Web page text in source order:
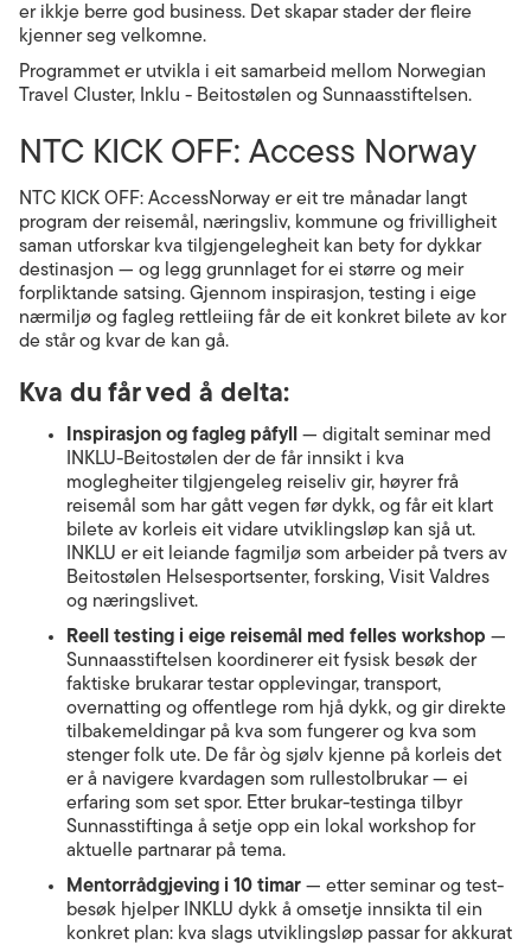
er ikkje berre god business. Det skapar stader der fleire
kjenner seg velkomne.
Programmet er utvikla i eit samarbeid mellom Norwegian
Travel Cluster, Inklu - Beitostølen og Sunnaasstiftelsen.
NTC KICK OFF: Access Norway
NTC KICK OFF: AccessNorway er eit tre månadar langt
program der reisemål, næringsliv, kommune og frivilligheit
saman utforskar kva tilgjengelegheit kan bety for dykkar
destinasjon — og legg grunnlaget for ei større og meir
forpliktande satsing. Gjennom inspirasjon, testing i eige
nærmiljø og fagleg rettleiing får de eit konkret bilete av kor
de står og kvar de kan gå.
Kva du får ved å delta:
Inspirasjon og fagleg påfyll
— digitalt seminar med
INKLU-Beitostølen der de får innsikt i kva
moglegheiter tilgjengeleg reiseliv gir, høyrer frå
reisemål som har gått vegen før dykk, og får eit klart
bilete av korleis eit vidare utviklingsløp kan sjå ut.
INKLU er eit leiande fagmiljø som arbeider på tvers av
Beitostølen Helsesportsenter, forsking, Visit Valdres
og næringslivet.
Reell testing i eige reisemål med felles workshop —
Sunnaasstiftelsen koordinerer eit fysisk besøk der
faktiske brukarar testar opplevingar, transport,
overnatting og offentlege rom hjå dykk, og gir direkte
tilbakemeldingar på kva som fungerer og kva som
stenger folk ute. De får òg sjølv kjenne på korleis det
er å navigere kvardagen som rullestolbrukar — ei
erfaring som set spor. Etter brukar-testinga tilbyr
Sunnasstiftinga å setje opp ein lokal workshop for
aktuelle partnarar på tema.
Mentorrådgjeving i 10 timar — etter seminar og test-
besøk hjelper INKLU dykk å omsetje innsikta til ein
konkret plan: kva slags utviklingsløp passar for akkurat